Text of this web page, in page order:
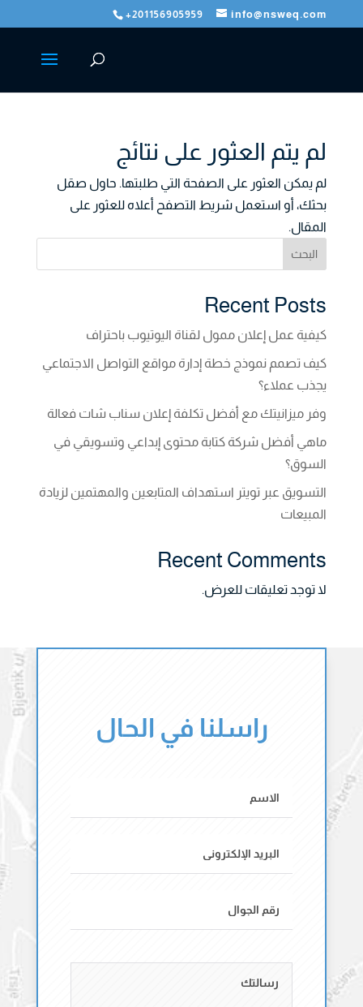
+201156905959 info@nsweq.com
لم يتم العثور على نتائج
لم يمكن العثور على الصفحة التي طلبتها. حاول صقل
بحثك، أو استعمل شريط التصفح أعلاه للعثور على
المقال.
البحث
Recent Posts
كيفية عمل إعلان ممول لقناة اليوتيوب باحتراف
كيف تصمم نموذج خطة إدارة مواقع التواصل الاجتماعي
يجذب عملاء؟
وفر ميزانيتك مع أفضل تكلفة إعلان سناب شات فعالة
ماهي أفضل شركة كتابة محتوى إبداعي وتسويقي في
السوق؟
التسويق عبر تويتر استهداف المتابعين والمهتمين لزيادة
المبيعات
Recent Comments
لا توجد تعليقات للعرض.
راسلنا في الحال